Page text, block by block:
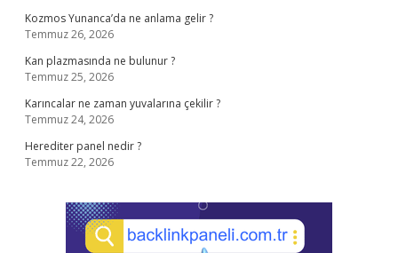
Kozmos Yunanca’da ne anlama gelir ?
Temmuz 26, 2026
Kan plazmasında ne bulunur ?
Temmuz 25, 2026
Karıncalar ne zaman yuvalarına çekilir ?
Temmuz 24, 2026
Herediter panel nedir ?
Temmuz 22, 2026